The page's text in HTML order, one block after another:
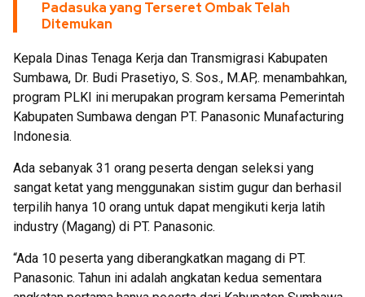
Padasuka yang Terseret Ombak Telah
Ditemukan
Kepala Dinas Tenaga Kerja dan Transmigrasi Kabupaten
Sumbawa, Dr. Budi Prasetiyo, S. Sos., M.AP,. menambahkan,
program PLKI ini merupakan program kersama Pemerintah
Kabupaten Sumbawa dengan PT. Panasonic Munafacturing
Indonesia.
Ada sebanyak 31 orang peserta dengan seleksi yang
sangat ketat yang menggunakan sistim gugur dan berhasil
terpilih hanya 10 orang untuk dapat mengikuti kerja latih
industry (Magang) di PT. Panasonic.
“Ada 10 peserta yang diberangkatkan magang di PT.
Panasonic. Tahun ini adalah angkatan kedua sementara